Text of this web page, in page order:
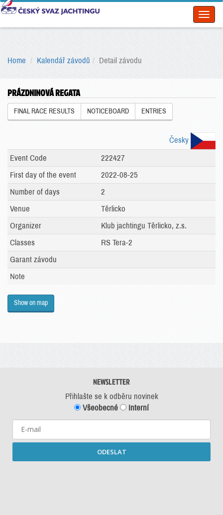
Home Kalendář závodů Detail závodu
PRÁZDNINOVÁ REGATA
FINAL RACE RESULTS NOTICEBOARD ENTRIES
Česky
Event Code
222427
First day of the event
2022-08-25
Number of days
2
Venue
Těrlicko
Organizer
Klub jachtingu Těrlicko, z.s.
Classes
RS Tera-2
Garant závodu
Note
Show on map
NEWSLETTER
Přihlašte se k odběru novinek
Všeobecné
Interní
ODESLAT